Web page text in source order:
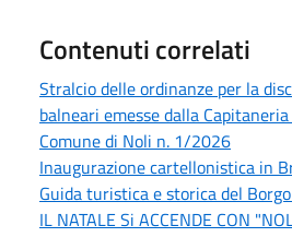
Contenuti correlati
Stralcio delle ordinanze per la
balneari emesse dalla
Comune di Noli n. 1/2026
Inaugurazione cartellonistica in
Guida turistica e storica del
IL NATALE Si ACCENDE CON